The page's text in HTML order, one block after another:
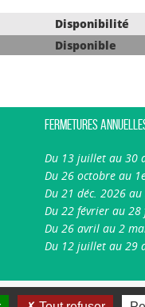
Disponibilité
Disponible
Fermetures
Du 13 juillet au 30
Du 26 octobre au
Du 21 déc. 2026
Du 22 février au
Du 26 avril au 2
Du 12 juillet au 29